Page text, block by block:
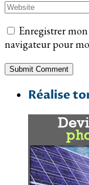
Enregistrer
navigateur pour
Réalise